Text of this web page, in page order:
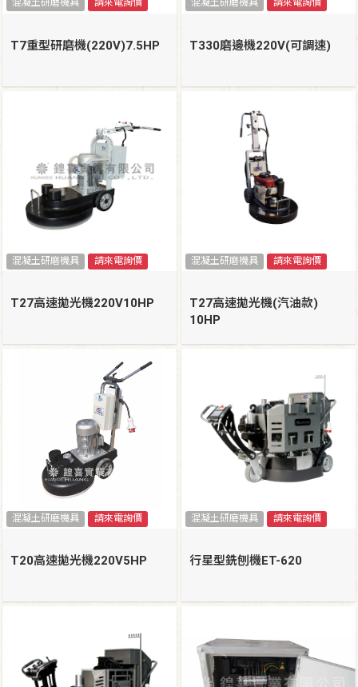
混凝土研磨機具 請來電詢價
T7重型研磨機(220V)7.5HP
混凝土研磨機具 請來電詢價
T330磨邊機220V(可調速)
混凝土研磨機具 請來電詢價
T27高速拋光機220V10HP
混凝土研磨機具 請來電詢價
T27高速拋光機(汽油款)
10HP
混凝土研磨機具 請來電詢價
T20高速拋光機220V5HP
混凝土研磨機具 請來電詢價
行星型銑刨機ET-620